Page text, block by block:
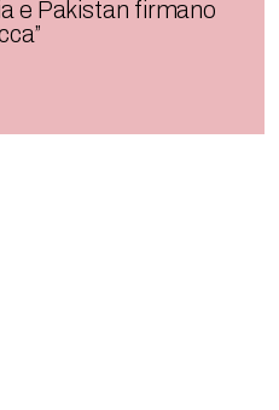
e Pakistan firmano